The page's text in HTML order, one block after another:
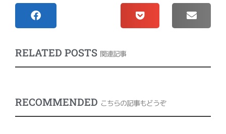
RELATED POSTS 関連記事
RECOMMENDED こちらの記事もどうぞ